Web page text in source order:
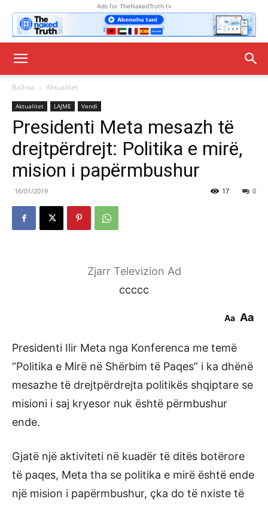
Ads for TheNakedTruth.tv
Ballina Aktualitet
Aktualitet LAJME Vendi
Presidenti Meta mesazh të
drejtpërdrejt: Politika e mirë,
mision i papërmbushur
16/01/2019 0
17
Zjarr Televizion Ad
ccccc
Aa Aa
Presidenti Ilir Meta nga Konferenca me temë
“Politika e Mirë në Shërbim të Paqes” i ka dhënë
mesazhe të drejtpërdrejta politikës shqiptare se
misioni i saj kryesor nuk është përmbushur
ende.
Gjatë një aktiviteti në kuadër të ditës botërore
të paqes, Meta tha se politika e mirë është ende
një mision i papërmbushur, çka do të nxiste të